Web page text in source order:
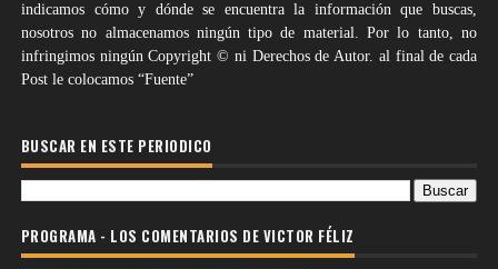
indicamos cómo y dónde se encuentra la información que buscas,
nosotros no almacenamos ningún tipo de material. Por lo tanto, no
infringimos ningún Copyright © ni Derechos de Autor. al final de cada
Post le colocamos “Fuente”
BUSCAR EN ESTE PERIODICO
PROGRAMA - LOS COMENTARIOS DE VICTOR FÉLIZ